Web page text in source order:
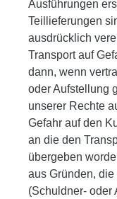
Ausführungen
Teillieferungen
ausdrücklich
Transport auf
dann, wenn
oder Aufstellung
unserer Rechte
Gefahr auf den
an die den
übergeben
aus Gründen,
(Schuldner- oder